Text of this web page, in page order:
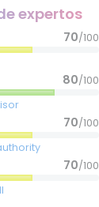
expertos
70/100
80/100
70/100
70/100